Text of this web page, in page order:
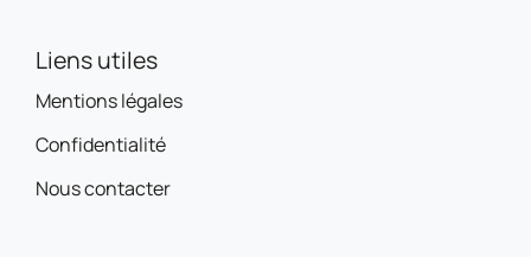
Liens utiles
Mentions légales
Confidentialité
Nous contacter